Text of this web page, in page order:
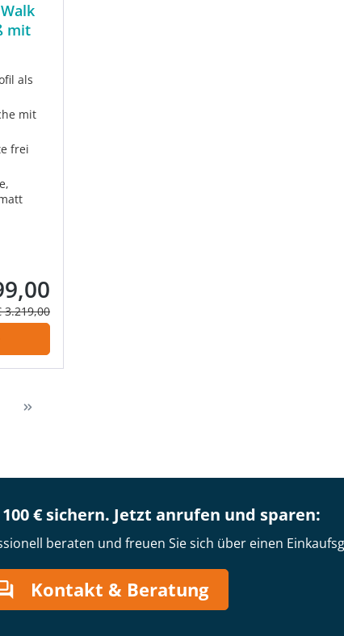
mit
als
mit
frei
Preis:
3.219,00
€ sichern. Jetzt anrufen und sparen:
beraten und freuen Sie sich über einen
Kontakt & Beratung